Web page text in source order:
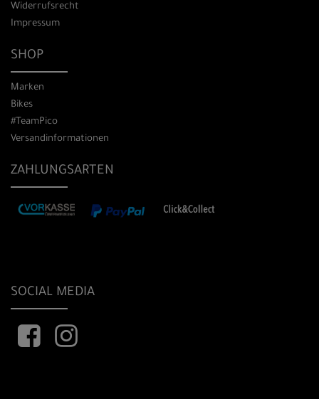
Widerrufsrecht
Impressum
SHOP
Marken
Bikes
#TeamPico
Versandinformationen
ZAHLUNGSARTEN
SOCIAL MEDIA